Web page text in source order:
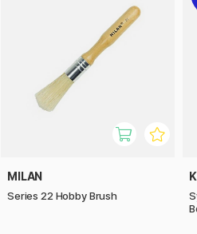
MILAN
Series 22 Hobby Brush